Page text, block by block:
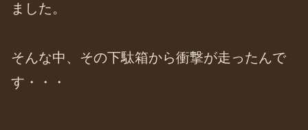
ました。
そんな中、その下駄箱から衝撃が走ったんで
す・・・